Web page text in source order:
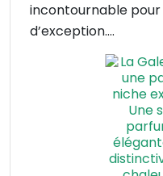
incontournable
d’exception....